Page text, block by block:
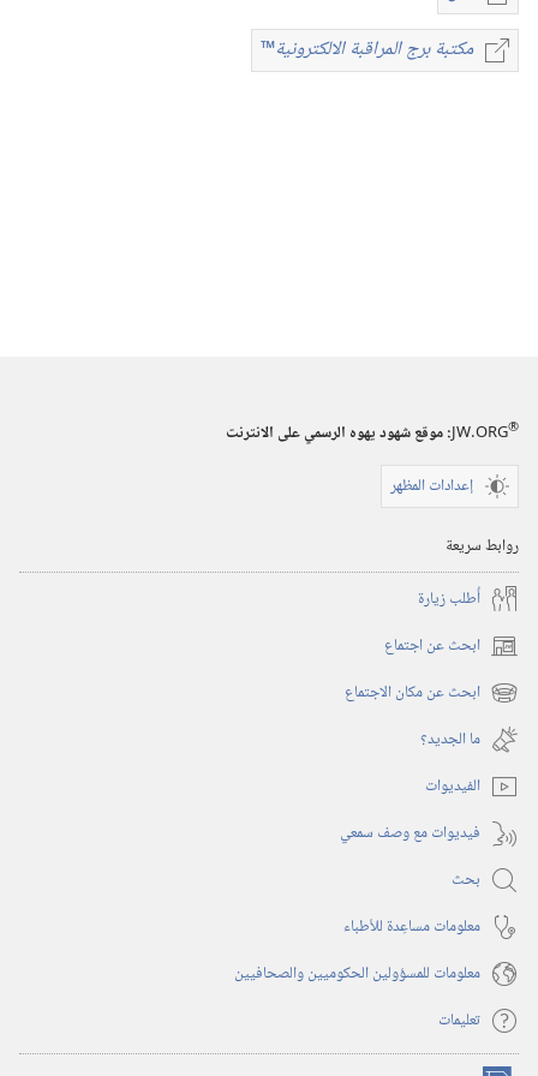
خيارات
تنزيل
الاصدارات
مكتبة برج المراقبة الالكترونية™
مكتبة
JW.ORG®
:‏ موقع شهود يهوه الرسمي على الانترنت
إعدادات المظهر
روابط سريعة
أُطلب زيارة
ابحث عن اجتماع (يفتح
نافذة ابحث عن مكان الاجتماع (يفتح
نافذة
جديدة)
ما الجديد؟‏
الفيديوات
فيديوات مع وصف سمعي
بحث
معلومات مساعِدة للأطباء
معلومات للمسؤولين الحكوميين والصحافيين
تعليمات